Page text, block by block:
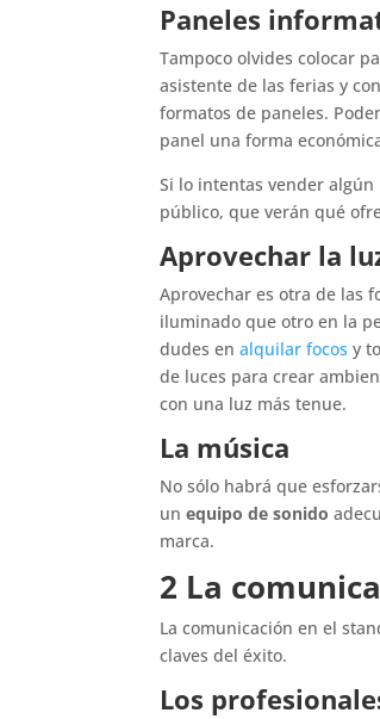
Paneles
Tampoco olvides colocar
asistente de las ferias y
formatos de paneles.
panel una forma
Si lo intentas vender
público, que verán qué
Aprovechar la
Aprovechar es otra de las
iluminado que otro en la
dudes enalquilar focos y
de luces para crear
con una luz más tenue.
La música
No sólo habrá que
unequipo de sonido
marca.
2 La
La comunicación en el
claves del éxito.
Los